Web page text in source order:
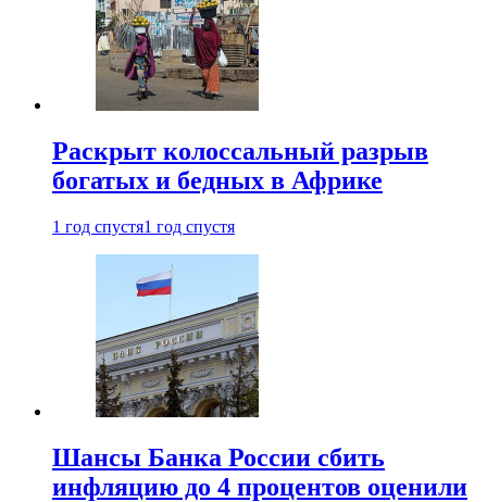
Раскрыт колоссальный разрыв
богатых и бедных в Африке
1 год спустя1 год спустя
Шансы Банка России сбить
инфляцию до 4 процентов оценили